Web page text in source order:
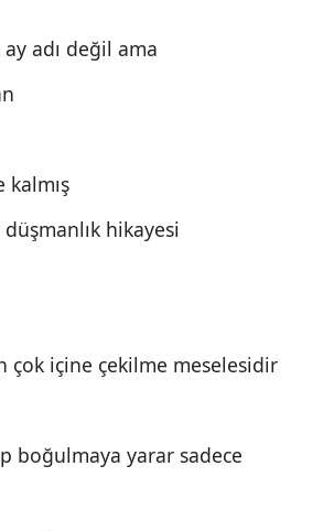
adı değil ama
hikayesi
çok içine çekilme meselesidir
boğulmaya yarar sadece